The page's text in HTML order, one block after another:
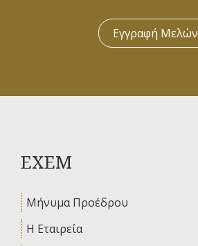
Εγγραφή Μελών
ΕΧΕΜ
Μήνυμα Προέδρου
Η Εταιρεία